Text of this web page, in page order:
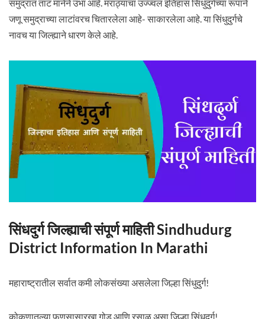
समुद्रात ताट मानेने उभा आहे. मराठ्यांचा उज्ज्वल इतिहास सिंधुदुर्गच्या रूपाने
जणू समुद्राच्या लाटांवरच चितारलेला आहे- साकारलेला आहे. या सिंधुदुर्गचे
नावच या जिल्ह्याने धारण केले आहे.
सिंधदुर्ग जिल्ह्याची संपूर्ण माहिती Sindhudurg
District Information In Marathi
महाराष्ट्रातील सर्वात कमी लोकसंख्या असलेला जिल्हा सिंधुदुर्ग!
कोकणातल्या फणसासारखा गोड आणि रसाळ असा जिल्हा सिंधुदुर्ग!